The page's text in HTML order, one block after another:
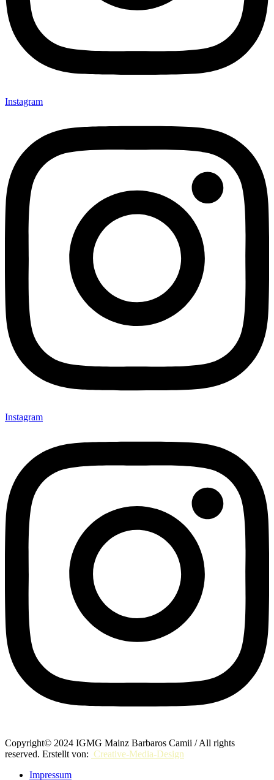
Instagram
Instagram
Copyright© 2024 IGMG Mainz Barbaros Camii / All rights
reserved. Erstellt von: Creative-Media-Design
Impressum